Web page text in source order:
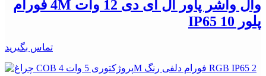
وال واشر پاور ال ای دی 12 وات 4M فورام
پلور IP65 10
تماس بگیرید